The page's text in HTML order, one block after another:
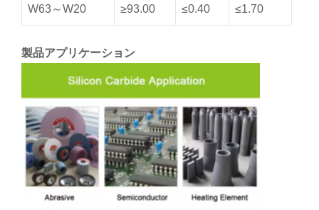
W63～W20 ≥93.00 ≤0.40 ≤1.70
製品アプリケーション